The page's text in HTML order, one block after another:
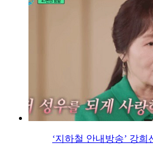
‘지하철 안내방송’ 강희